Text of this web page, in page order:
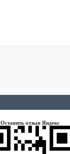
Оставить отзыв Яндекс